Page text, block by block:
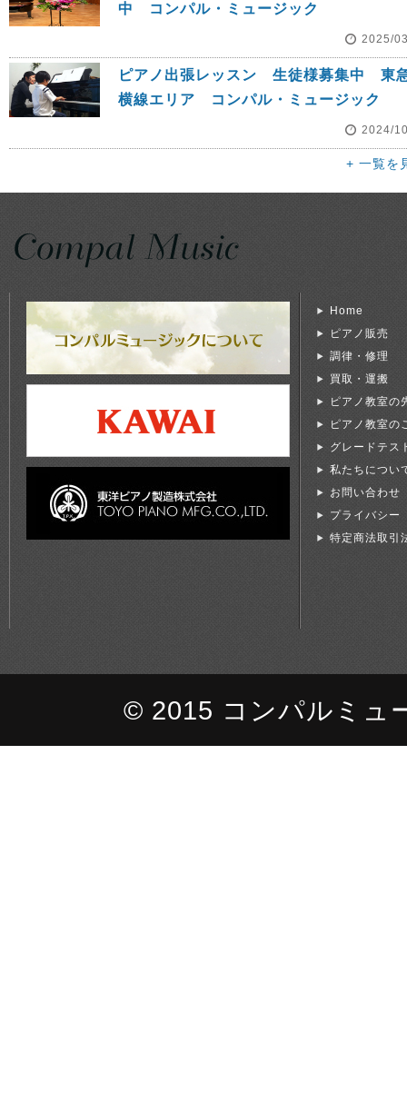
中 コンパル・ミュージック
2025/
ピアノ出張レッスン 生徒様募集中 東
横線エリア コンパル・ミュージック
2024/
+ 一覧を
Home
ピアノ販売
調律・修理
買取・運搬
ピアノ教室の
ピアノ教室の
グレードテス
私たちについ
お問い合わせ
プライバシー
特定商法取引
© 2015 コンパルミュ